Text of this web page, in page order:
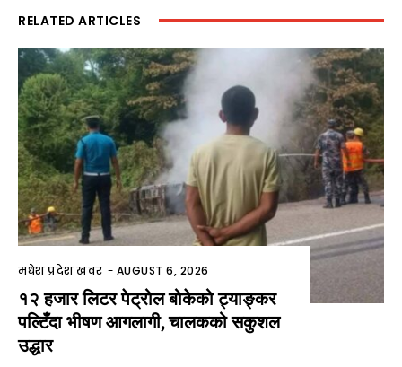
RELATED ARTICLES
मधेश प्रदेश खवर - AUGUST 6, 2026
१२ हजार लिटर पेट्रोल बोकेको ट्याङ्कर
पल्टिँदा भीषण आगलागी, चालकको सकुशल
उद्धार